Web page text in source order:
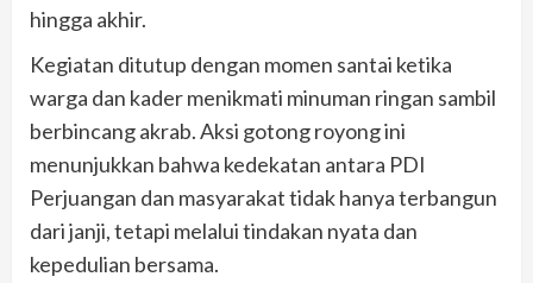
hingga akhir.
Kegiatan ditutup dengan momen santai ketika
warga dan kader menikmati minuman ringan sambil
berbincang akrab. Aksi gotong royong ini
menunjukkan bahwa kedekatan antara PDI
Perjuangan dan masyarakat tidak hanya terbangun
dari janji, tetapi melalui tindakan nyata dan
kepedulian bersama.